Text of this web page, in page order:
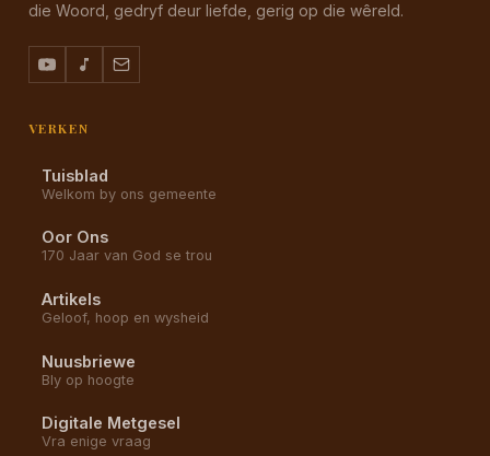
die Woord, gedryf deur liefde, gerig op die wêreld.
VERKEN
Tuisblad
Welkom by ons gemeente
Oor Ons
170 Jaar van God se trou
Artikels
Geloof, hoop en wysheid
Nuusbriewe
Bly op hoogte
Digitale Metgesel
Vra enige vraag